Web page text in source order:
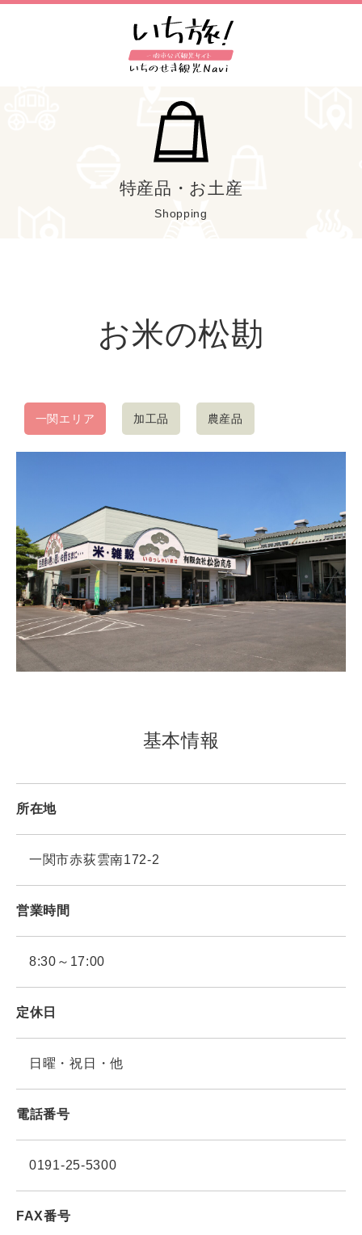
特産品・お土産
Shopping
お米の松勘
一関エリア 加工品 農産品
基本情報
所在地
一関市赤荻雲南172-2
営業時間
8:30～17:00
定休日
日曜・祝日・他
電話番号
0191-25-5300
FAX番号